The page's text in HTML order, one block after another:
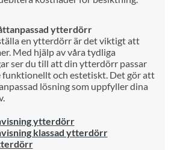
ytterdörr
en ytterdörr är det viktigt att
Med hjälp av våra tydliga
ser du till att din ytterdörr passar
funktionellt och estetiskt. Det gör att
lösning som uppfyller dina
ytterdörr
klassad ytterdörr